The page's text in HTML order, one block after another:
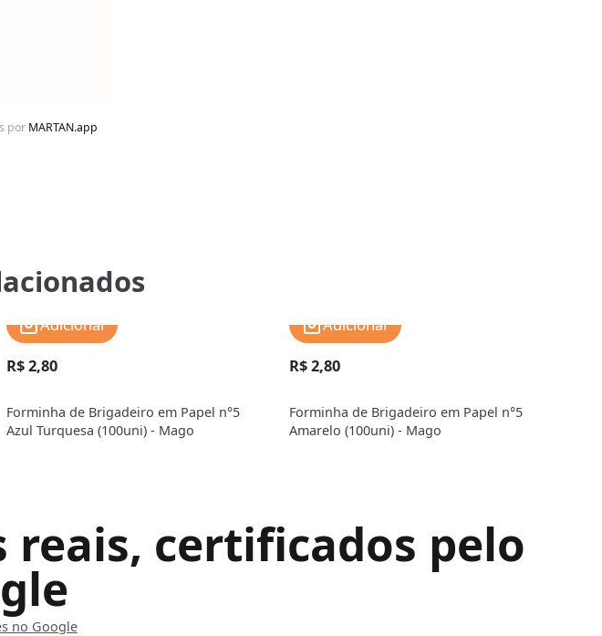
por MARTAN.app
R$ 2,80
Forminha de Brigadeiro em Papel n°5
Azul Turquesa (100uni) - Mago
Adicionar
R$ 2,80
Forminha de Brigadeiro em Papel n°5
Amarelo (100uni) - Mago
Adicionar
certificados pelo
no Google